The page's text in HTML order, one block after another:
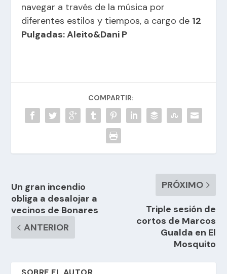
navegar a través de la música por
diferentes estilos y tiempos, a cargo de 12
Pulgadas: Aleito&Dani P
COMPARTIR:
Un gran incendio
obliga a desalojar a
vecinos de Bonares
ANTERIOR
PRÓXIMO
Triple sesión de
cortos de Marcos
Gualda en El
Mosquito